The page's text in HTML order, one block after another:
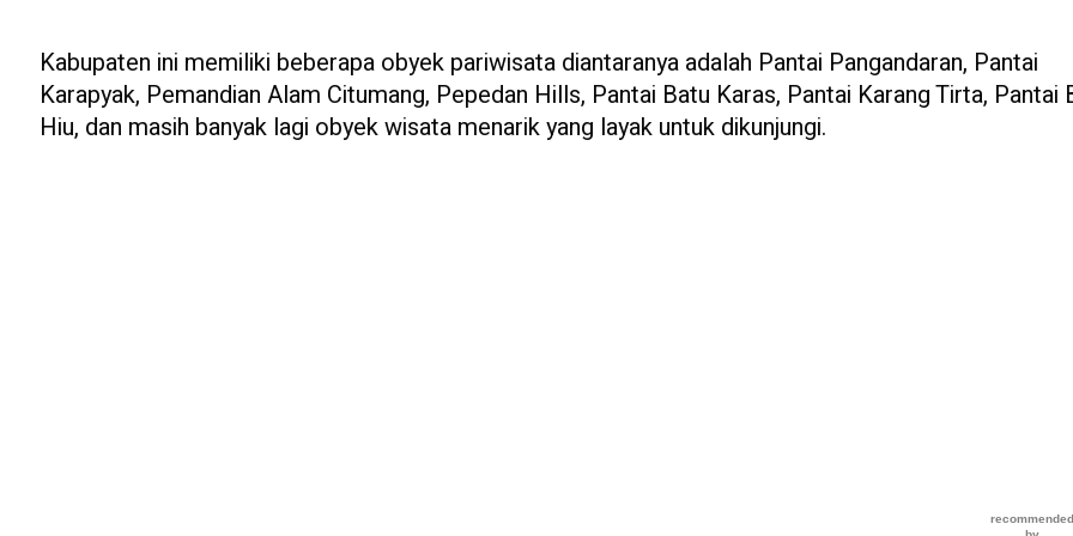
Kabupaten ini memiliki beberapa obyek pariwisata diantaranya adalah Pantai Pangandaran, Pantai
Karapyak, Pemandian Alam Citumang, Pepedan Hills, Pantai Batu Karas, Pantai Karang Tirta, Pantai
Hiu, dan masih banyak lagi obyek wisata menarik yang layak untuk dikunjungi.